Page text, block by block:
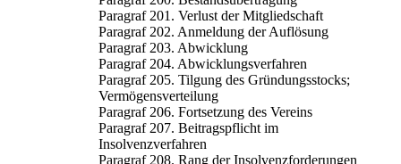
Paragraf 201. Verlust der Mitgliedschaft
Paragraf 202. Anmeldung der Auflösung
Paragraf 203. Abwicklung
Paragraf 204. Abwicklungsverfahren
Paragraf 205. Tilgung des Gründungsstocks;
Vermögensverteilung
Paragraf 206. Fortsetzung des Vereins
Paragraf 207. Beitragspflicht im
Insolvenzverfahren
Paragraf 208. Rang der Insolvenzforderungen